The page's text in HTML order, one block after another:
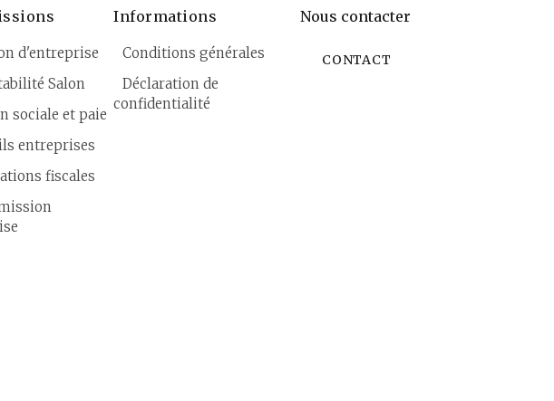
d'entreprise
Salon
sociale et paie
entreprises
fiscales
Informations
Conditions générales
Déclaration de
confidentialité
Nous contacter
CONTACT